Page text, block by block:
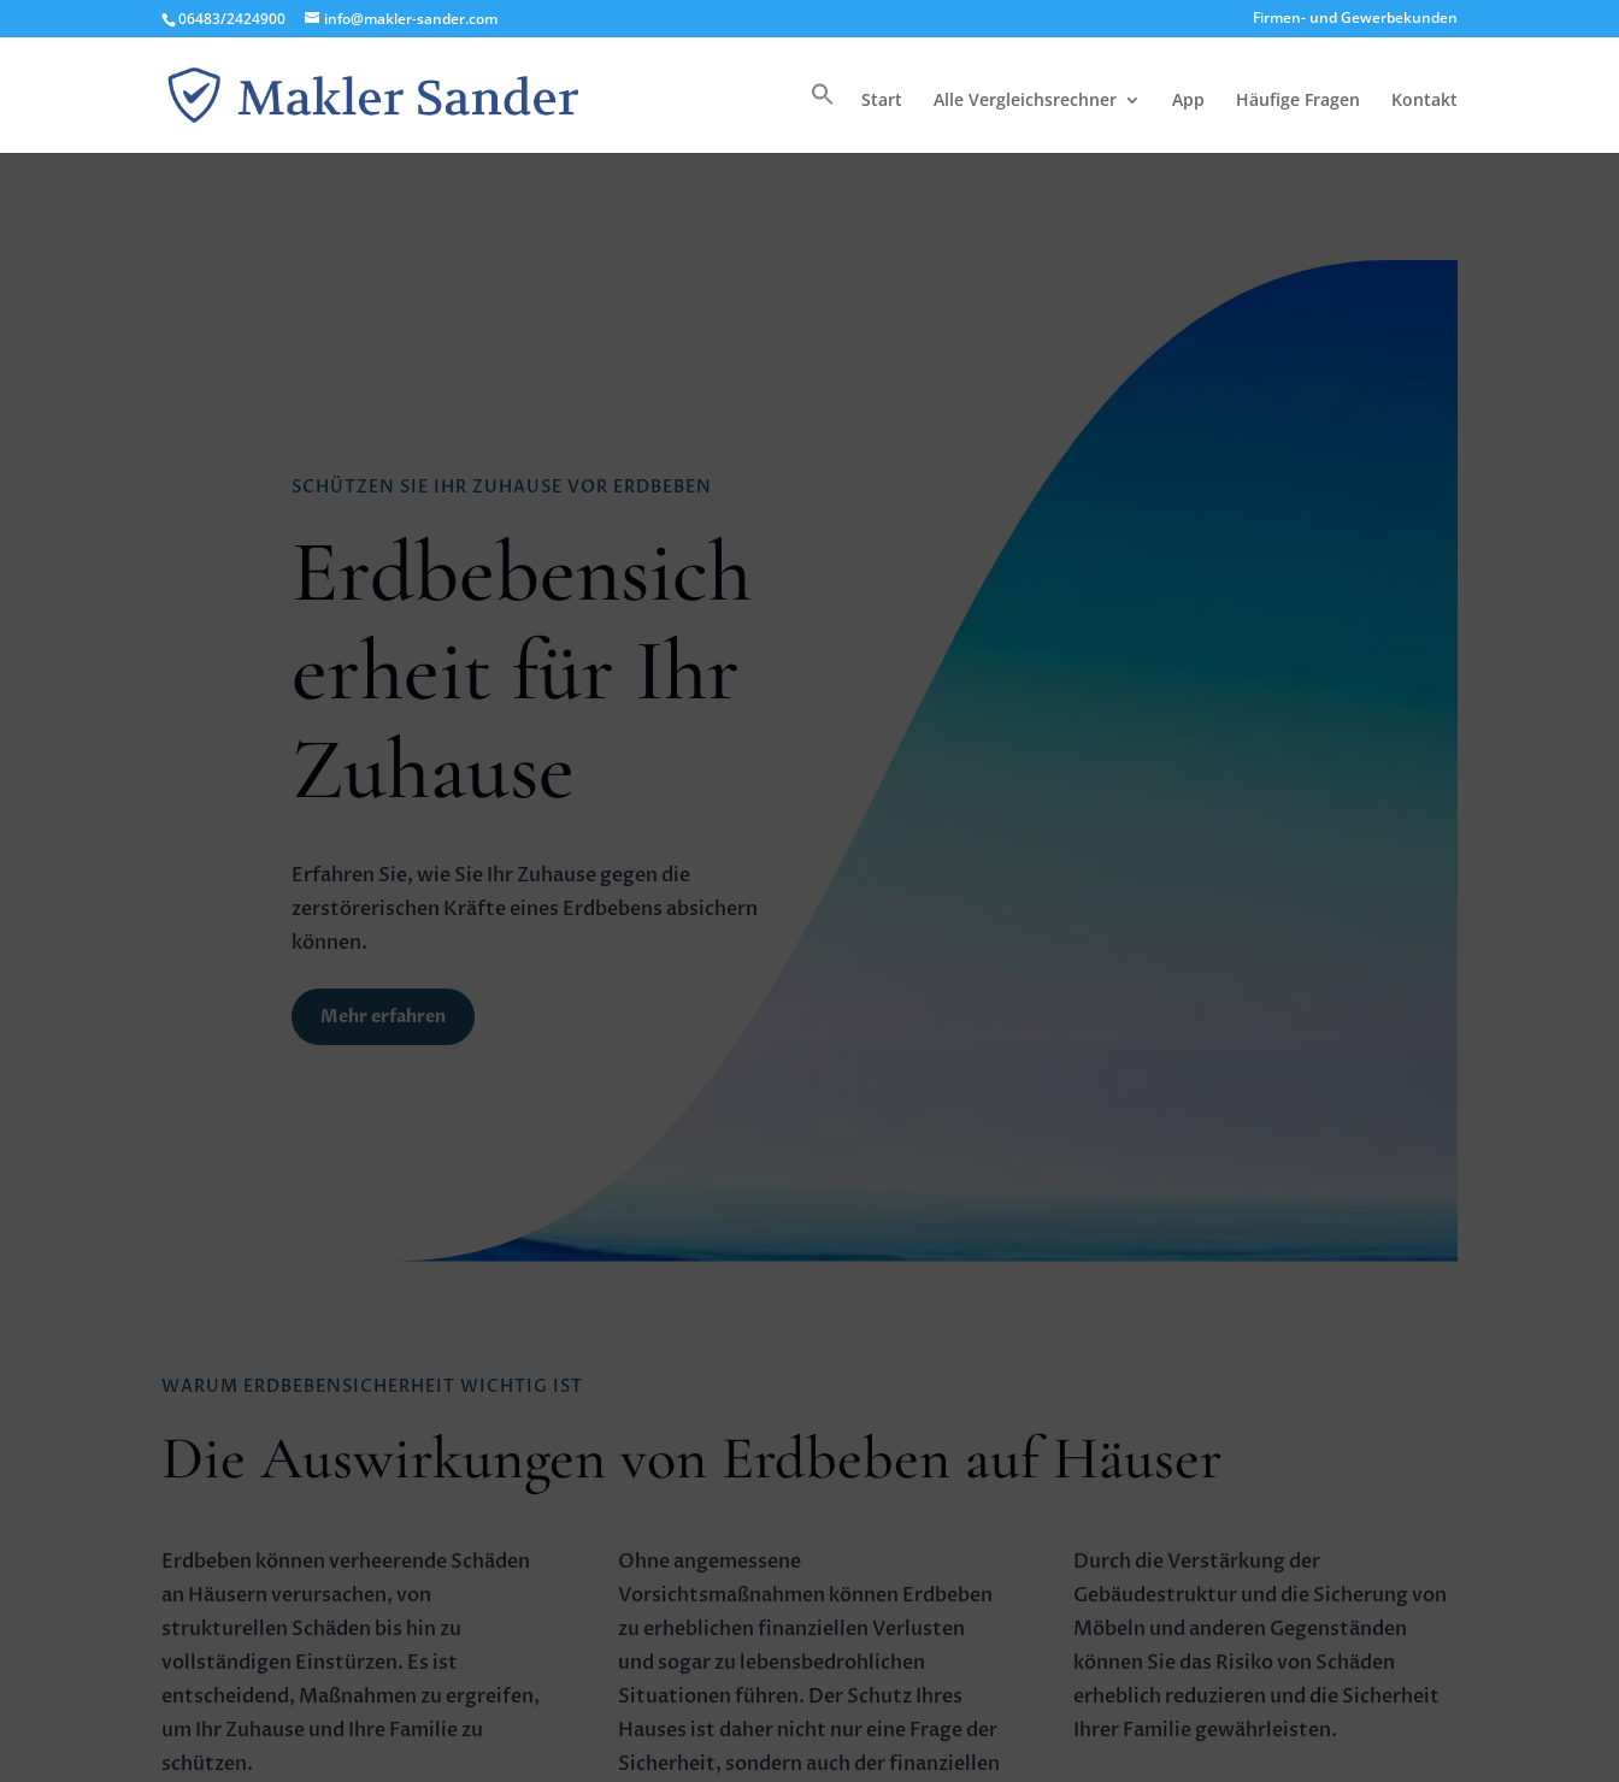
06483/2424900 info@makler-sander.com Firmen- und Gewerbekunden
SearchStart Alle Vergleichsrechner App Häufige Fragen Kontakt
SCHÜTZEN SIE IHR ZUHAUSE VOR ERDBEBEN
Erdbebensich
erheit für Ihr
Zuhause
Erfahren Sie, wie Sie Ihr Zuhause gegen die
zerstörerischen Kräfte eines Erdbebens absichern
können.
Mehr erfahren
WARUM ERDBEBENSICHERHEIT WICHTIG IST
Die Auswirkungen von Erdbeben auf Häuser
Erdbeben können verheerende Schäden
an Häusern verursachen, von
strukturellen Schäden bis hin zu
vollständigen Einstürzen. Es ist
entscheidend, Maßnahmen zu ergreifen,
um Ihr Zuhause und Ihre Familie zu
schützen.
Ohne angemessene
Vorsichtsmaßnahmen können Erdbeben
zu erheblichen finanziellen Verlusten
und sogar zu lebensbedrohlichen
Situationen führen. Der Schutz Ihres
Hauses ist daher nicht nur eine Frage der
Sicherheit, sondern auch der finanziellen
Durch die Verstärkung der
Gebäudestruktur und die Sicherung von
Möbeln und anderen Gegenständen
können Sie das Risiko von Schäden
erheblich reduzieren und die Sicherheit
Ihrer Familie gewährleisten.